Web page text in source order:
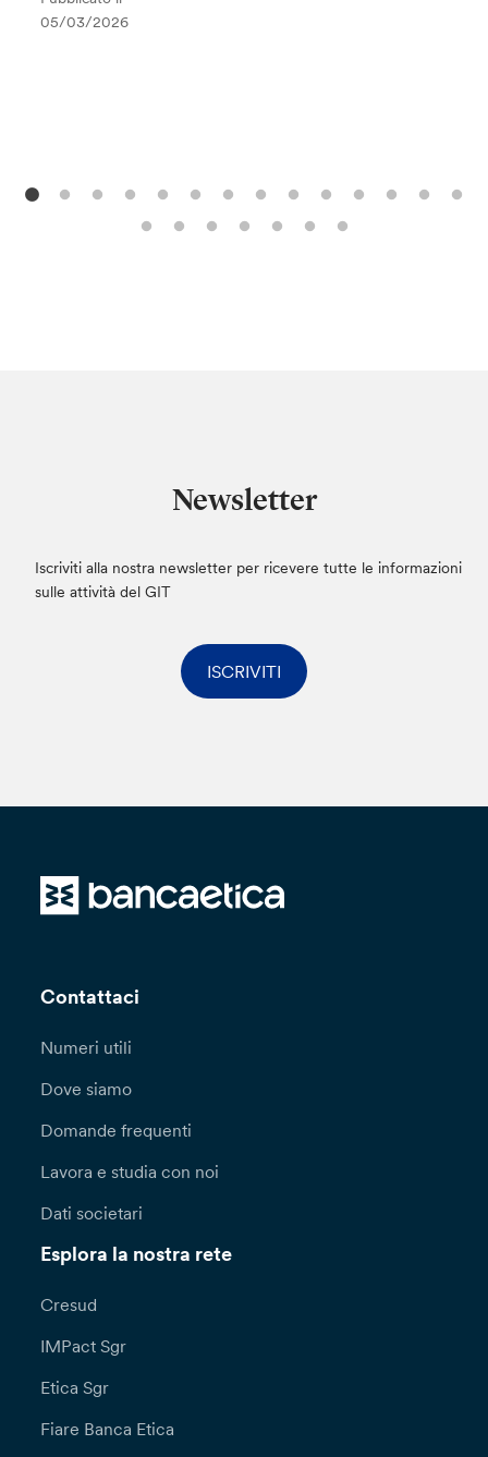
05/03/2026
Newsletter
Iscriviti alla nostra newsletter per ricevere tutte le informazioni
sulle attività del GIT
ISCRIVITI
Contattaci
Numeri utili
Dove siamo
Domande frequenti
Lavora e studia con noi
Dati societari
Esplora la nostra rete
Cresud
IMPact Sgr
Etica Sgr
Fiare Banca Etica